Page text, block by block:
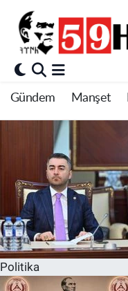
Gündem Manşet
Politika